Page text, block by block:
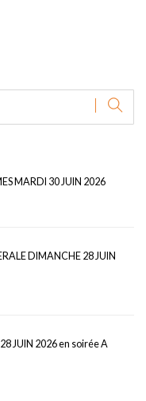
MARDI 30 JUIN 2026
DIMANCHE 28 JUIN
JUIN 2026 en soirée A